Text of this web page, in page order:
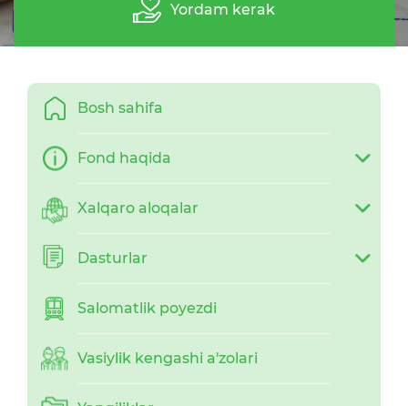
Yordam kerak
Bosh sahifa
Fond haqida
Xalqaro aloqalar
Dasturlar
Salomatlik poyezdi
Vasiylik kengashi a'zolari